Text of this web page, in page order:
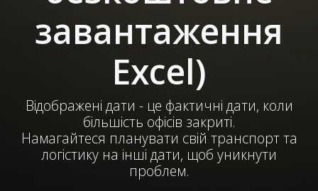
завантаження
Excel)
Відображені дати - це фактичні дати, коли
більшість офісів закриті.
Намагайтеся планувати свій транспорт та
логістику на інші дати, щоб уникнути
проблем.